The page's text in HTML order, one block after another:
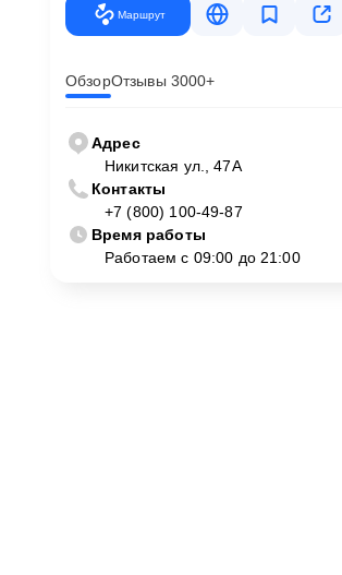
Маршрут
ОбзорОтзывы 3000+
Адрес
Никитская ул., 47А
Контакты
+7 (800) 100-49-87
Время работы
Работаем с 09:00 до 21:00